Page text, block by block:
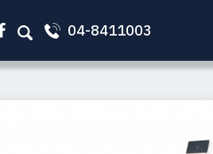
04-8411003